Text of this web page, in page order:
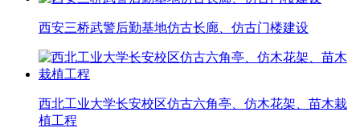
西安三桥武警后勤基地仿古长廊、仿古门楼建设
西北工业大学长安校区仿古六角亭、仿木花架、苗木栽
植工程